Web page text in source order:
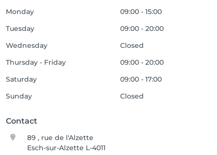
Monday
09:00 - 15:00
Tuesday
09:00 - 20:00
Wednesday
Closed
Thursday - Friday
09:00 - 20:00
Saturday
09:00 - 17:00
Sunday
Closed
Contact
89 , rue de l'Alzette
Esch-sur-Alzette L-4011